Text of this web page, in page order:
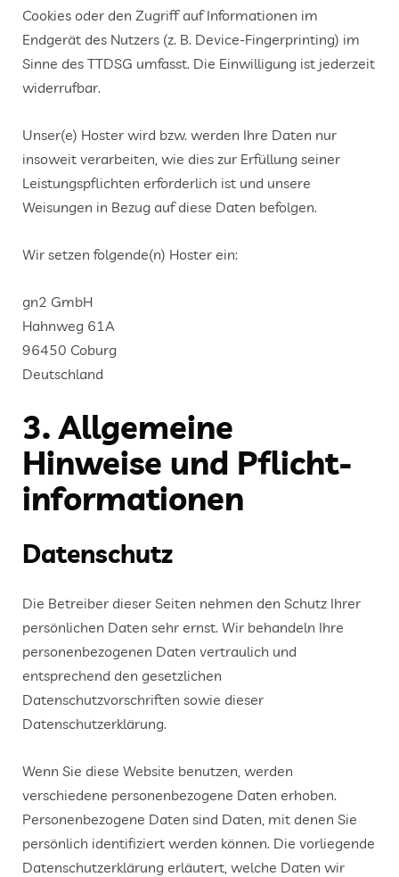
Cookies oder den Zugriff auf Informationen im
Endgerät des Nutzers (z. B. Device-Fingerprinting) im
Sinne des TTDSG umfasst. Die Einwilligung ist jederzeit
widerrufbar.
Unser(e) Hoster wird bzw. werden Ihre Daten nur
insoweit verarbeiten, wie dies zur Erfüllung seiner
Leistungspflichten erforderlich ist und unsere
Weisungen in Bezug auf diese Daten befolgen.
Wir setzen folgende(n) Hoster ein:
gn2 GmbH
Hahnweg 61A
96450 Coburg
Deutschland
3. Allgemeine
Hinweise und Pflicht­
informationen
Datenschutz
Die Betreiber dieser Seiten nehmen den Schutz Ihrer
persönlichen Daten sehr ernst. Wir behandeln Ihre
personenbezogenen Daten vertraulich und
entsprechend den gesetzlichen
Datenschutzvorschriften sowie dieser
Datenschutzerklärung.
Wenn Sie diese Website benutzen, werden
verschiedene personenbezogene Daten erhoben.
Personenbezogene Daten sind Daten, mit denen Sie
persönlich identifiziert werden können. Die vorliegende
Datenschutzerklärung erläutert, welche Daten wir